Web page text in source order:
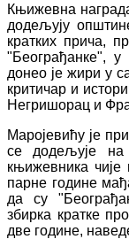
Књижевна
додељују
кратких прича,
"Београђанке", у
донео је жири у
критичар и
Негришорац и
Маројевићу је
се додељује на
књижевника
парне године
да су
збирка кратке
две године,